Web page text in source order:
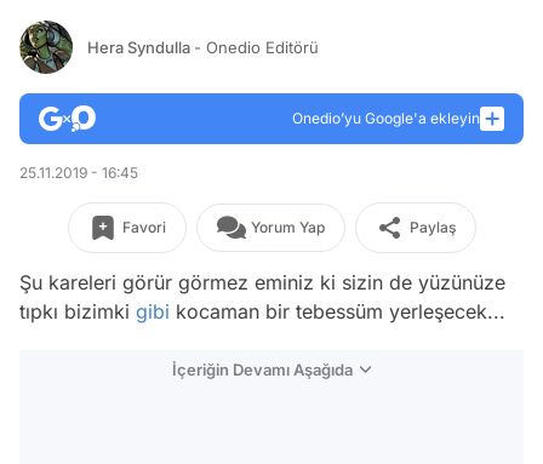
Hera Syndulla - Onedio Editörü
Onedio’yu Google'a ekleyin
25.11.2019 - 16:45
Favori Yorum Yap Paylaş
Şu kareleri görür görmez eminiz ki sizin de yüzünüze
tıpkı bizimki gibi kocaman bir tebessüm yerleşecek...
İçeriğin Devamı Aşağıda